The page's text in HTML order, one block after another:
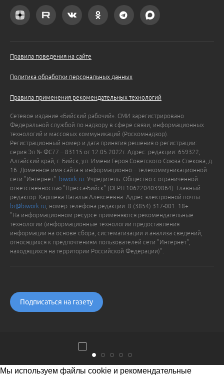
Правила поведения на сайте
Политика обработки персональных данных
Правила применения рекомендательных технологий
Сетевое издание «Бийский рабочий». СМИ зарегистрировано
Федеральной службой по надзору в сфере связи, информационных
технологий и массовых коммуникаций (Роскомнадзор).
Регистрационный номер и дата принятия решения о регистрации:
серия Эл № ФС77 – 83115 от 12.05.2022г. Адрес: редакции: 659322,
Алтайский край, г. Бийск, ул. Имени Героя Советского Союза Спекова, д.
16. Доменное имя сайта в информационно – телекоммуникационной
сети "Интернет": biwork.ru . Учредитель: Общество с ограниченной
ответственностью "Пресса-Бийск" (ОГРН 1062204039864). Главный
редактор: Каршева Наталья Алексеевна. Адрес электронной почты:
br@biwork.ru , номер телефона редакции: 8 (3854) 317-001. 18+
"На информационном ресурсе применяются рекомендательные
технологии (информационные технологии предоставления
информации на основе сбора, систематизации и анализа сведений,
относящихся к предпочтениям пользователей сети "Интернет",
находящихся на территории Российской Федерации)".
Подписаться на газету
Мы используем файлы cookie и рекомендательные